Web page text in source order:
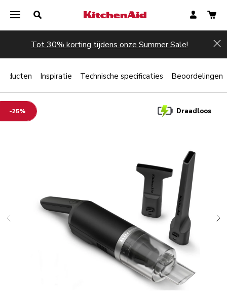
Tot 30% korting tijdens onze Summer Sale!
-25% Draadloos
Inspiratie Technische specificaties Beoordelingen